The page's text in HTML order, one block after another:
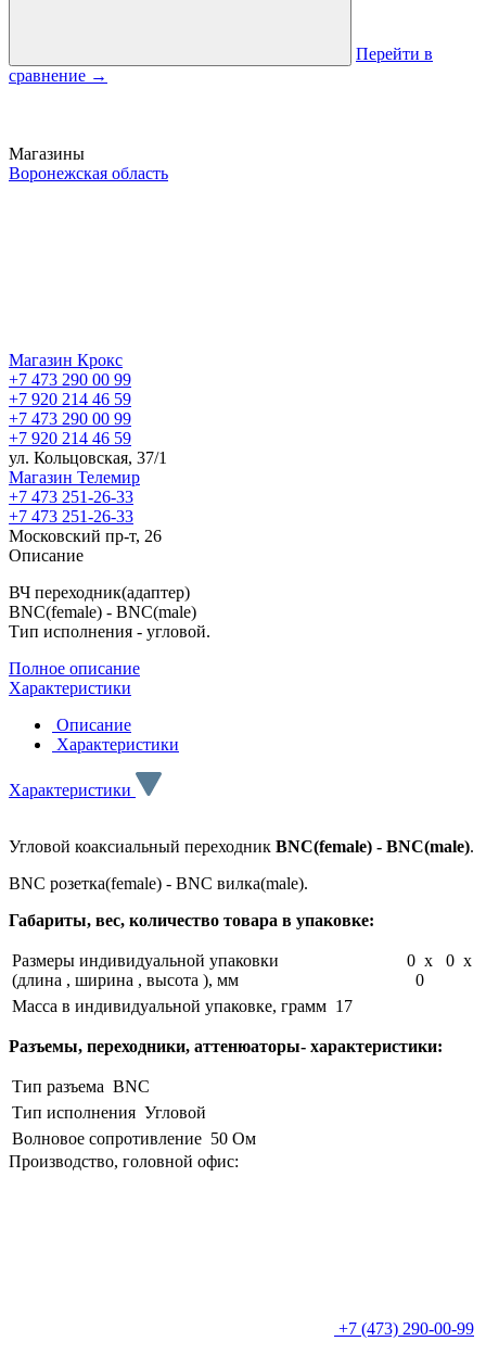
Перейти в
сравнение →
Магазины
Воронежская область
Магазин Крокс
+7 473 290 00 99
+7 920 214 46 59
+7 473 290 00 99
+7 920 214 46 59
ул. Кольцовская, 37/1
Магазин Телемир
+7 473 251-26-33
+7 473 251-26-33
Московский пр-т, 26
Описание
ВЧ переходник(адаптер)
BNC(female) - BNC(male)
Тип исполнения - угловой.
Полное описание
Характеристики
Описание
Характеристики
Характеристики
Угловой коаксиальный переходник BNC(female) - BNC(male).
BNC розетка(female) - BNC вилка(male).
Габариты, вес, количество товара в упаковке:
Размеры индивидуальной упаковки
(длина , ширина , высота ), мм
0 x 0 x
0
Масса в индивидуальной упаковке, грамм 17
Разъемы, переходники, аттенюаторы- характеристики:
Тип разъема BNC
Тип исполнения Угловой
Волновое сопротивление 50 Ом
Производство, головной офис:
+7 (473) 290-00-99